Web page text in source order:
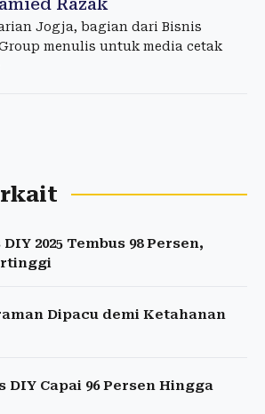
Razak
Jogja, bagian dari Bisnis
menulis untuk media cetak
2025 Tembus 98 Persen,
Dipacu demi Ketahanan
DIY Capai 96 Persen Hingga